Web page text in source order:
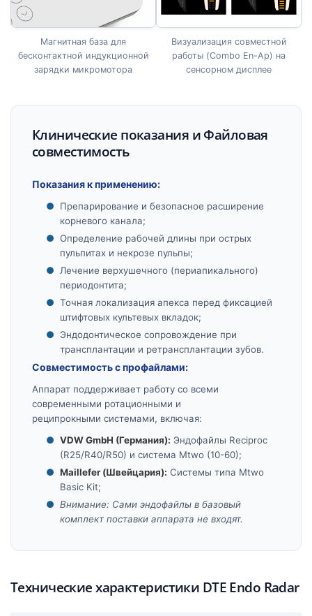
Магнитная база для
бесконтактной индукционной
зарядки микромотора
Визуализация совместной
работы (Combo En-Ap) на
сенсорном дисплее
Клинические показания и Файловая
совместимость
Показания к применению:
Препарирование и безопасное расширение
корневого канала;
Определение рабочей длины при острых
пульпитах и некрозе пульпы;
Лечение верхушечного (периапикального)
периодонтита;
Точная локализация апекса перед фиксацией
штифтовых культевых вкладок;
Эндодонтическое сопровождение при
трансплантации и ретрансплантации зубов.
Совместимость с профайлами:
Аппарат поддерживает работу со всеми
современными ротационными и
реципрокными системами, включая:
VDW GmbH (Германия): Эндофайлы Reciproc
(R25/R40/R50) и система Mtwo (10-60);
Maillefer (Швейцария): Системы типа Mtwo
Basic Kit;
Внимание: Сами эндофайлы в базовый
комплект поставки аппарата не входят.
Технические характеристики DTE Endo Radar